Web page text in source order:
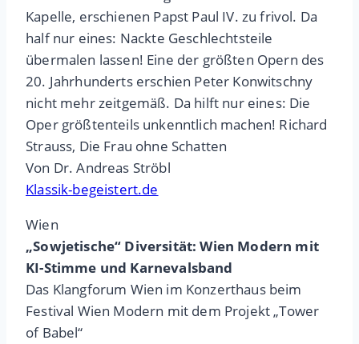
Kapelle, erschienen Papst Paul IV. zu frivol. Da
half nur eines: Nackte Geschlechtsteile
übermalen lassen! Eine der größten Opern des
20. Jahrhunderts erschien Peter Konwitschny
nicht mehr zeitgemäß. Da hilft nur eines: Die
Oper größtenteils unkenntlich machen! Richard
Strauss, Die Frau ohne Schatten
Von Dr. Andreas Ströbl
Klassik-begeistert.de
Wien
„Sowjetische“ Diversität: Wien Modern mit
KI-Stimme und Karnevalsband
Das Klangforum Wien im Konzerthaus beim
Festival Wien Modern mit dem Projekt „Tower
of Babel“